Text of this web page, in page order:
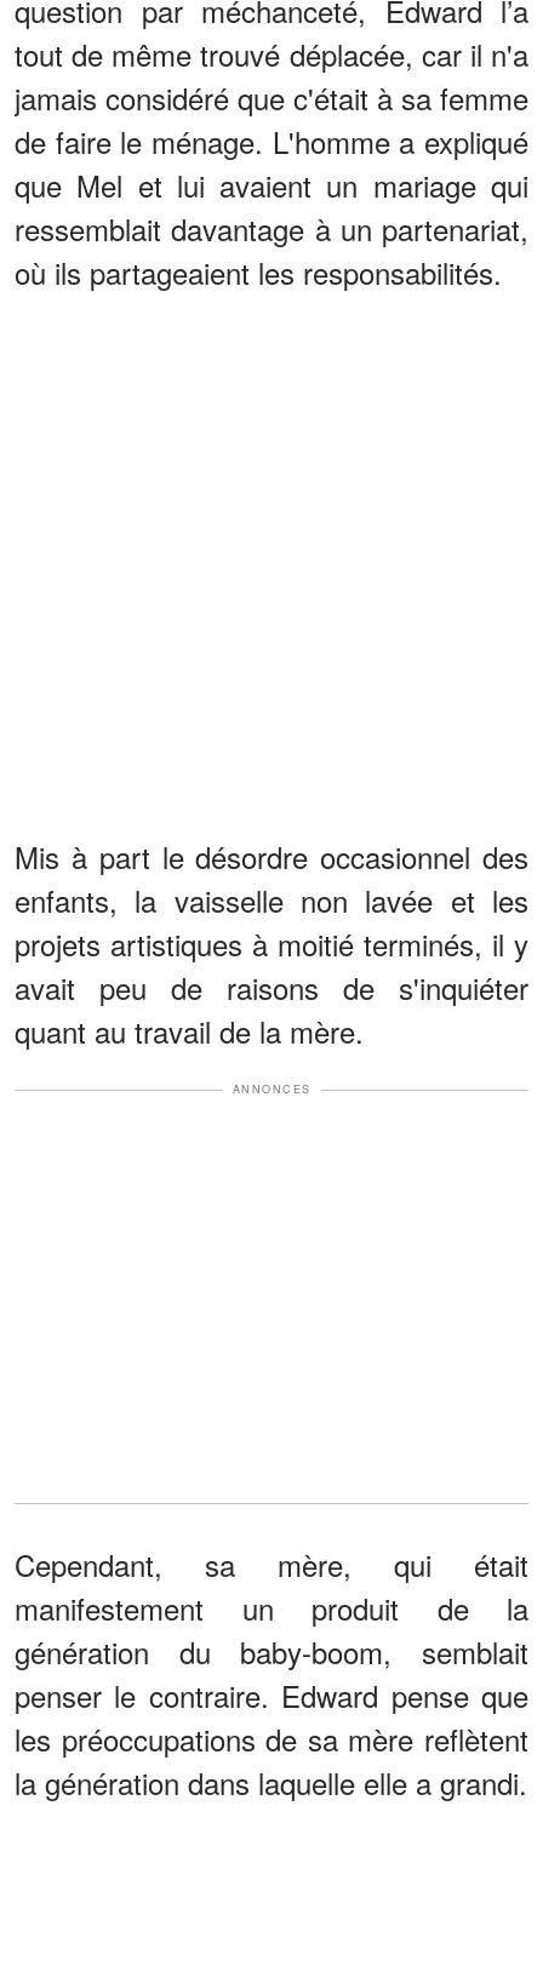
question par méchanceté, Edward l’a
tout de même trouvé déplacée, car il n'a
jamais considéré que c'était à sa femme
de faire le ménage. L'homme a expliqué
que Mel et lui avaient un mariage qui
ressemblait davantage à un partenariat,
où ils partageaient les responsabilités.
Mis à part le désordre occasionnel des
enfants, la vaisselle non lavée et les
projets artistiques à moitié terminés, il y
avait peu de raisons de s'inquiéter
quant au travail de la mère.
ANNONCES
Cependant, sa mère, qui était
manifestement un produit de la
génération du baby-boom, semblait
penser le contraire. Edward pense que
les préoccupations de sa mère reflètent
la génération dans laquelle elle a grandi.